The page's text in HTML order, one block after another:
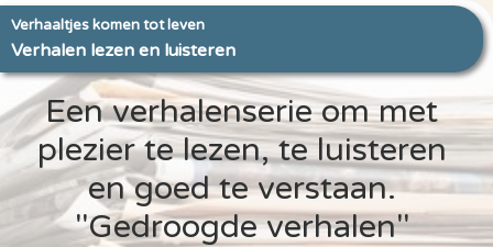
Verhaaltjes komen tot leven
Verhalen lezen en luisteren
Een verhalenserie om met
plezier te lezen, te luisteren
en goed te verstaan.
"Gedroogde verhalen"